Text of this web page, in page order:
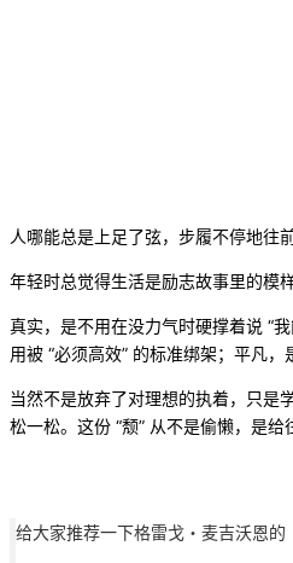
人哪能总是上足了弦，步履不停地往
年轻时总觉得生活是励志故事里的模
真实，是不用在没力气时硬撑着说 “
用被 “必须高效” 的标准绑架；平凡
当然不是放弃了对理想的执着，只是
松一松。这份 “颓” 从不是偷懒，是
给大家推荐一下格雷戈・麦吉沃恩的